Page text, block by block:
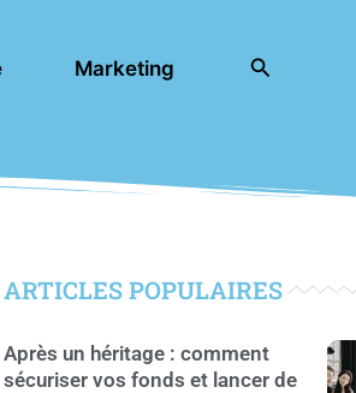
Marketing Rechercher
ARTICLES POPULAIRES
Après un héritage : comment
sécuriser vos fonds et lancer de